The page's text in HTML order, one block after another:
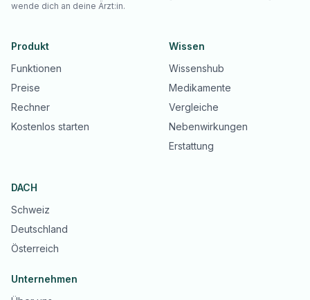
wende dich an deine Ärzt:in.
Produkt
Funktionen
Preise
Rechner
Kostenlos starten
Wissen
Wissenshub
Medikamente
Vergleiche
Nebenwirkungen
Erstattung
DACH
Schweiz
Deutschland
Österreich
Unternehmen